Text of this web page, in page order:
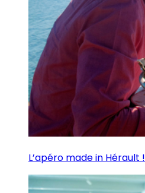
L’apéro made in Hérault !